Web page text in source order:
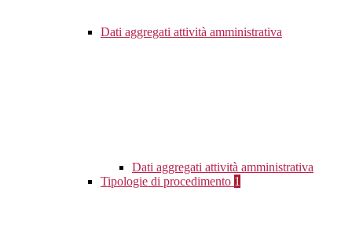
Dati aggregati attività amministrativa
Dati aggregati attività amministrativa
Tipologie di procedimento 1